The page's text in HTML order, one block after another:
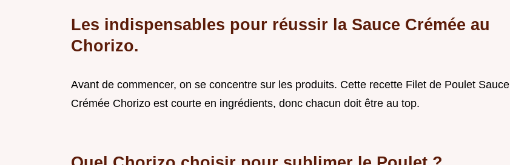
Les indispensables pour réussir la Sauce Crémée au
Chorizo.
Avant de commencer, on se concentre sur les produits. Cette recette Filet de Poulet Sauce
Crémée Chorizo est courte en ingrédients, donc chacun doit être au top.